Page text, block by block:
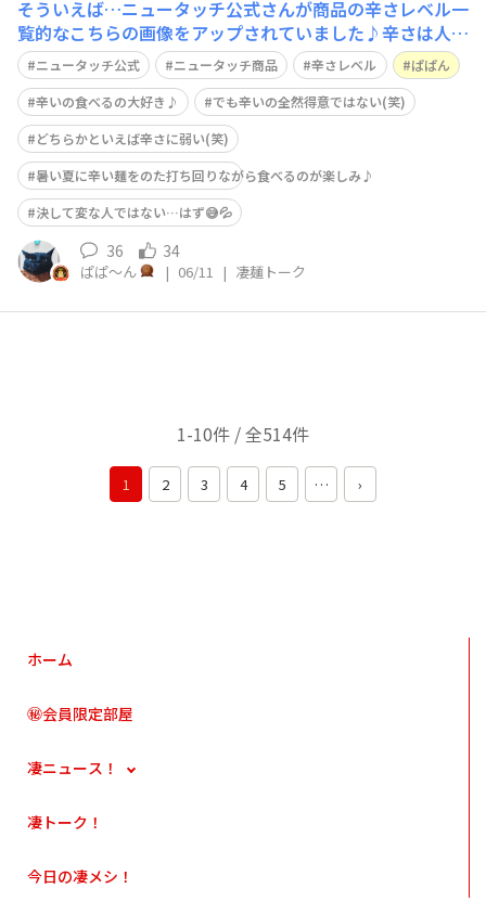
そういえば…ニュータッチ公式さんが商品の辛さレベル一
覧的なこちらの画像をアップされていました♪辛さは人に
よって感じ方が違いますし、唐辛子的な辛さや花椒的な痺
れ系の辛さや他にもマスタードや山葵のような辛さもあ
り、その種類によって感じ方は大きく変わってくるでしょ
う。この画像は皆さんが感じている辛さのイメ
ニュータッチ公式 ニュータッチ商品 辛さレベル
ぱぱん
辛いの食べるの大好き♪
でも辛いの全然得意ではない(笑)
どちらかといえば辛さに弱い(笑)
暑い夏に辛い麺をのた打ち回りながら食べるのが楽しみ♪
決して変な人ではない…はず😅💦
36 34
ぱぱ〜ん | 06/11 | 凄麺トーク
1-10件 / 全514件
1 2 3 4 5 … ›
ホーム
㊙会員限定部屋
凄ニュース！
凄トーク！
今日の凄メシ！